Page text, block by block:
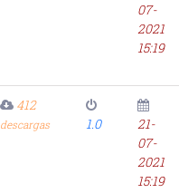
07-
2021
15:19
412
descargas 1.0
21-
07-
2021
15:19